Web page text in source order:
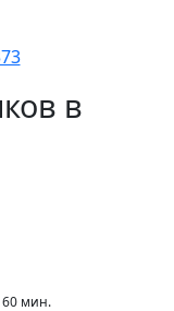
в
60 мин.